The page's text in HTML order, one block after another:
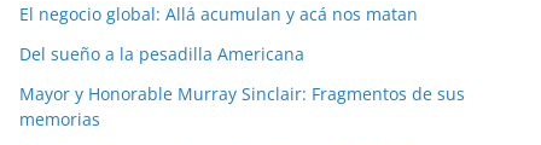
El negocio global: Allá acumulan y acá nos matan
Del sueño a la pesadilla Americana
Mayor y Honorable Murray Sinclair: Fragmentos de sus
memorias